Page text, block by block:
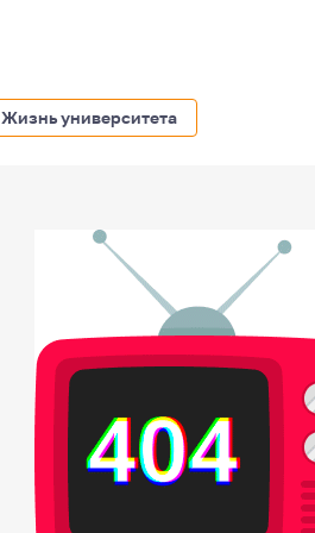
Жизнь университета